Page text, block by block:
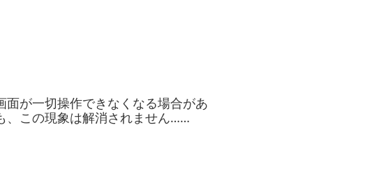
が一切操作できなくなる場合があ
、この現象は解消されません……